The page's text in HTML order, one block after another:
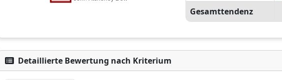
Gesamttendenz
Detaillierte Bewertung nach Kriterium